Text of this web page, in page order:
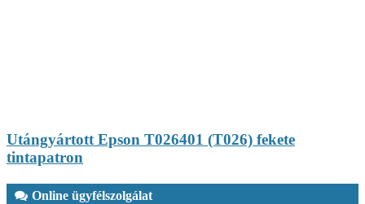
Utángyártott Epson T026401 (T026) fekete
tintapatron
Online ügyfélszolgálat